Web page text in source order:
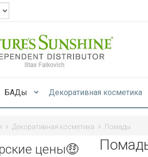
БАДы Декоративная косметика
Декоративная косметика Помады
цены🤑